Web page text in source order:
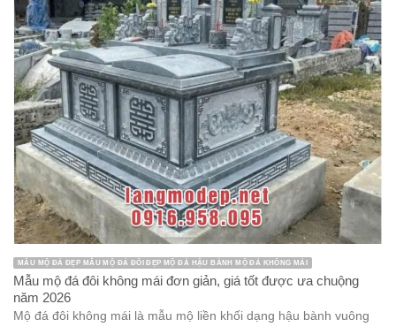
MẪU MỘ ĐÁ ĐẸP MẪU MỘ ĐÁ ĐÔI ĐẸP MỘ ĐÁ HẬU BÀNH MỘ ĐÁ KHÔNG MÁI
Mẫu mộ đá đôi không mái đơn giản, giá tốt được ưa chuộng
năm 2026
Mộ đá đôi không mái là mẫu mộ liền khối dạng hậu bành vuông